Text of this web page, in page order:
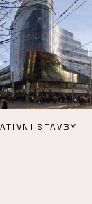
STAVBY